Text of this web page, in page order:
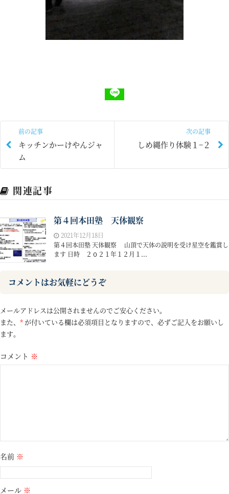
前の記事
キッチンかーけやんジャ
ム
次の記事
しめ縄作り体験１−２
関連記事
第４回本田塾 天体観察
2021年12月18日
第４回本田塾 天体観察 山頂で天体の説明を受け星空を鑑賞し
ます 日時 ２０２１年１２月１...
コメントはお気軽にどうぞ
メールアドレスは公開されませんのでご安心ください。
また、 * が付いている欄は必須項目となりますので、必ずご記入をお願いし
ます。
コメント ※
名前 ※
メール ※